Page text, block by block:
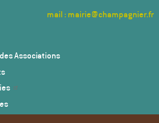
mail : mairie@champagnier.fr
Associations